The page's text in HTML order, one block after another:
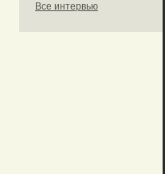
Все интервью